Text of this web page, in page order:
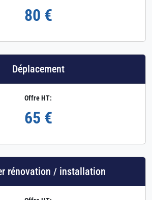
80 €
Déplacement
Offre HT:
65 €
rénovation / installation